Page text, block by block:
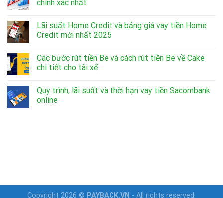
chính xác nhất
Lãi suất Home Credit và bảng giá vay tiền Home
Credit mới nhất 2025
Các bước rút tiền Be và cách rút tiền Be về Cake
chi tiết cho tài xế
Quy trình, lãi suất và thời hạn vay tiền Sacombank
online
Copyright 2026 © PAYBACK.VN - All rights reserved.